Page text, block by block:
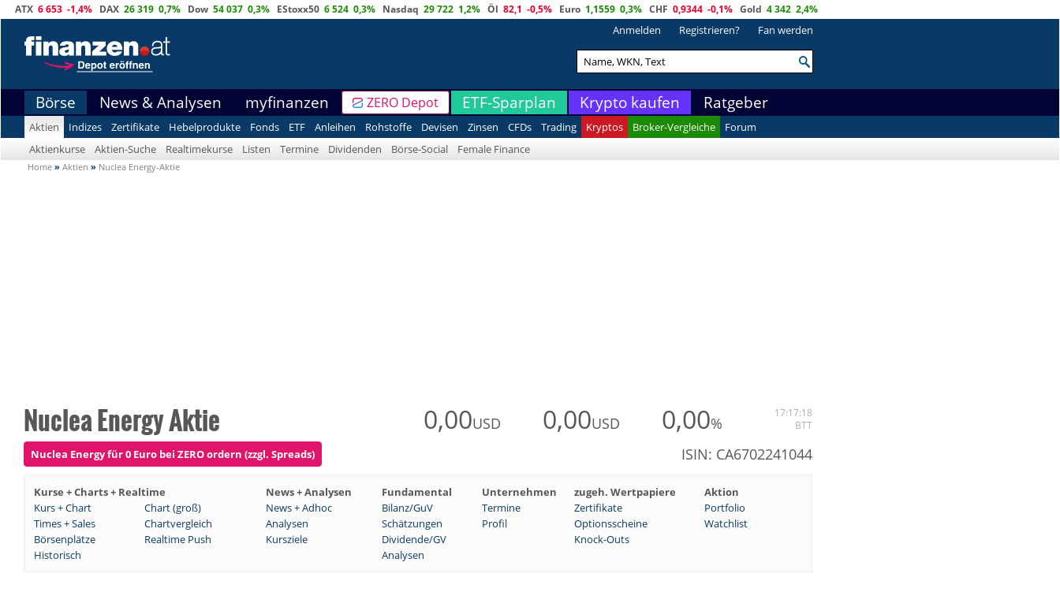
ATX 6 653 -1,4% DAX 26 319 0,7% Dow 54 037 0,3% EStoxx50 6 524 0,3% Nasdaq 29 722 1,2% Öl 82,1 -0,5% Euro 1,1559 0,3% CHF 0,9344 -0,1% Gold 4 342 2,4%
Anmelden Registrieren? Fan werden
Börse News & Analysen myfinanzen ZERO Depot ETF-Sparplan Krypto kaufen Ratgeber
Aktien Indizes Zertifikate Hebelprodukte Fonds ETF Anleihen Rohstoffe Devisen Zinsen CFDs Trading Kryptos Broker-Vergleiche
Forum
Aktienkurse
Aktien-Suche Realtimekurse Listen Termine Dividenden Börse-Social Female Finance
Home » Aktien » Nuclea Energy-Aktie
Nuclea Energy Aktie 0,00USD 0,00USD 0,00%
17:17:18
BTT
Nuclea Energy für 0 Euro bei ZERO ordern (zzgl. Spreads) ISIN: CA6702241044
Kurse + Charts + Realtime News + Analysen Fundamental Unternehmen zugeh. Wertpapiere
Aktion
Kurs + Chart
Chart (groß) News + Adhoc Bilanz/GuV Termine Zertifikate
Portfolio
Times + Sales
Chartvergleich Analysen Schätzungen Profil Optionsscheine
Watchlist
Börsenplätze
Realtime Push Kursziele Dividende/GV
Knock-Outs
Historisch
Analysen